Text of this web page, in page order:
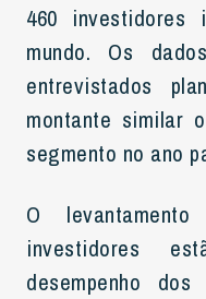
460 investidores
mundo. Os
entrevistados
montante similar
segmento no ano
O
investidores
desempenho